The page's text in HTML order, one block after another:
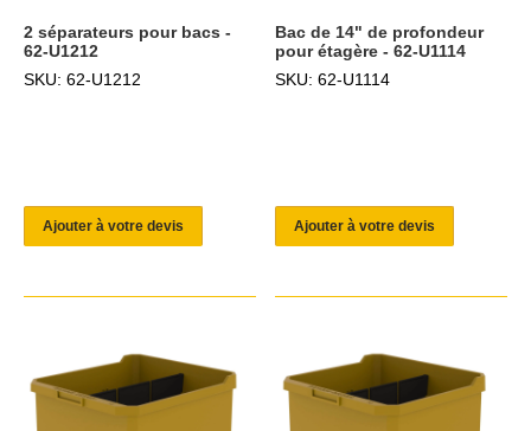
2 séparateurs pour bacs -
62-U1212
SKU: 62-U1212
Ajouter à votre devis
Bac de 14" de profondeur
pour étagère - 62-U1114
SKU: 62-U1114
Ajouter à votre devis